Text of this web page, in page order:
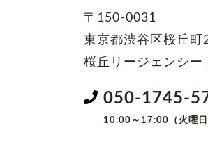
〒150-0031
東京都渋谷区桜丘町
桜丘リージェンシー
050-1745-
10:00～17:00（火曜日